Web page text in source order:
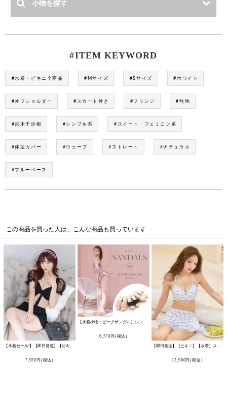
#ITEM KEYWORD
#水着・ビキニ全商品 #Mサイズ #Sサイズ #ホワイト
#オフショルダー #スカート付き #フリンジ #無地
#吉木千沙都 #シンプル系 #スイート・フェミニン系
#体型カバー #ウェーブ #ストレート #ナチュラル
#ブルーベース
この商品を買った人は、こんな商品も買っています
【水着セール!】【即日発送】【ビキニ】ドットシアースリーブスカート付きビキニ 3点セット【水着】[FB01] [M218dzj-
7,920円 (税込)
【水着小物：ビーチサンダル】シンプルウェッジサンダル[YMT] [MG-SN002
6,578円 (税込)
【即日発送】【ビキニ】【水着】スカート付き小花柄ビキニ 3点セット[FB01]吉木千沙都（ちぃぽぽ）着用
12,980円(税込)